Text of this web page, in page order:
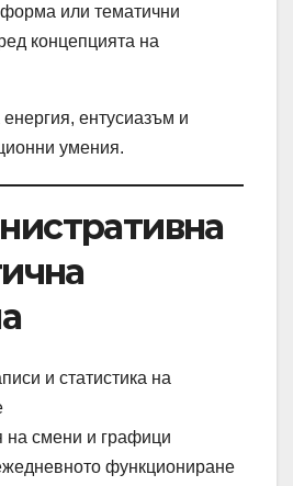
или тематични
концепцията на
ентусиазъм и
умения.
и статистика на
на смени и графици
функциониране